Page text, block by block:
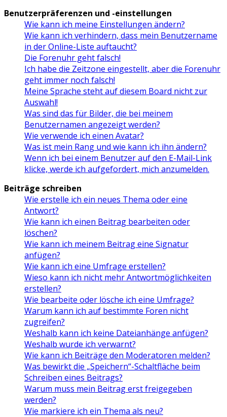
Benutzerpräferenzen und -einstellungen
Wie kann ich meine Einstellungen ändern?
Wie kann ich verhindern, dass mein Benutzername
in der Online-Liste auftaucht?
Die Forenuhr geht falsch!
Ich habe die Zeitzone eingestellt, aber die Forenuhr
geht immer noch falsch!
Meine Sprache steht auf diesem Board nicht zur
Auswahl!
Was sind das für Bilder, die bei meinem
Benutzernamen angezeigt werden?
Wie verwende ich einen Avatar?
Was ist mein Rang und wie kann ich ihn ändern?
Wenn ich bei einem Benutzer auf den E-Mail-Link
klicke, werde ich aufgefordert, mich anzumelden.
Beiträge schreiben
Wie erstelle ich ein neues Thema oder eine
Antwort?
Wie kann ich einen Beitrag bearbeiten oder
löschen?
Wie kann ich meinem Beitrag eine Signatur
anfügen?
Wie kann ich eine Umfrage erstellen?
Wieso kann ich nicht mehr Antwortmöglichkeiten
erstellen?
Wie bearbeite oder lösche ich eine Umfrage?
Warum kann ich auf bestimmte Foren nicht
zugreifen?
Weshalb kann ich keine Dateianhänge anfügen?
Weshalb wurde ich verwarnt?
Wie kann ich Beiträge den Moderatoren melden?
Was bewirkt die „Speichern“-Schaltfläche beim
Schreiben eines Beitrags?
Warum muss mein Beitrag erst freigegeben
werden?
Wie markiere ich ein Thema als neu?